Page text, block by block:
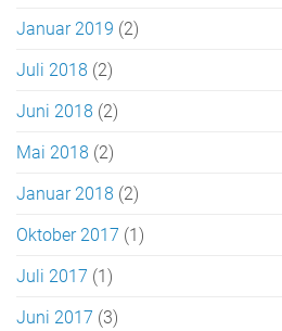
Januar 2019 (2)
Juli 2018 (2)
Juni 2018 (2)
Mai 2018 (2)
Januar 2018 (2)
Oktober 2017 (1)
Juli 2017 (1)
Juni 2017 (3)